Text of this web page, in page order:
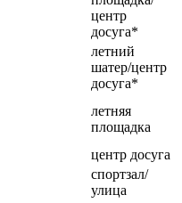
центр
досуга*
летний
шатер/центр
досуга*
летняя
площадка
центр досуга
спортзал/
улица